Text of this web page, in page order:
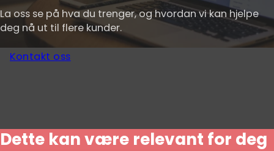
La oss se på hva du trenger, og hvordan vi kan hjelpe
deg nå ut til flere kunder.
Kontakt oss
Dette kan være relevant for deg